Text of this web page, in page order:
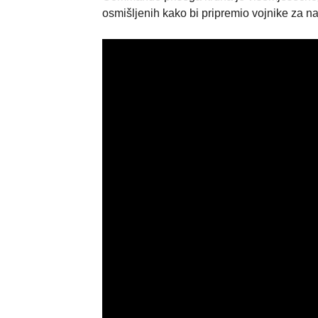
osmišljenih kako bi pripremio vojnike za